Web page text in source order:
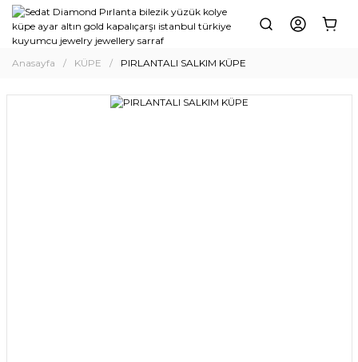
Anasayfa KÜPE PIRLANTALI SALKIM KÜPE